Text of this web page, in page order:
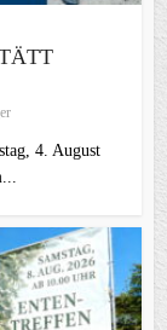
4. August